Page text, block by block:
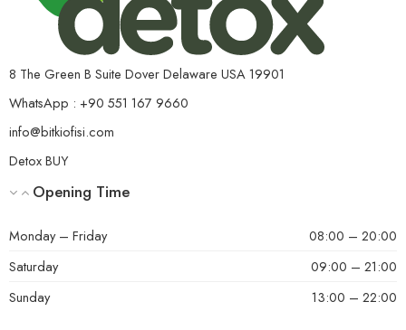
8 The Green B Suite Dover Delaware USA 19901
WhatsApp : +90 551 167 9660
info@bitkiofisi.com
Detox BUY
Opening Time
Monday – Friday
08:00 – 20:00
Saturday
09:00 – 21:00
Sunday
13:00 – 22:00